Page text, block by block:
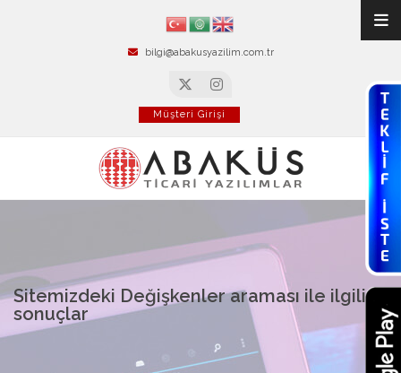
bilgi@abakusyazilim.com.tr
Müşteri Girişi
Sitemizdeki Değişkenler araması ile ilgili
sonuçlar